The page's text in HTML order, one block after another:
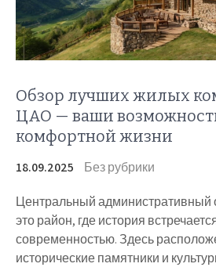
Обзор лучших жилых
ЦАО — ваши
комфортной жизни
18.09.2025 Без рубрики
Центральный административный
это район, где история
современностью. Здесь
исторические памятники и